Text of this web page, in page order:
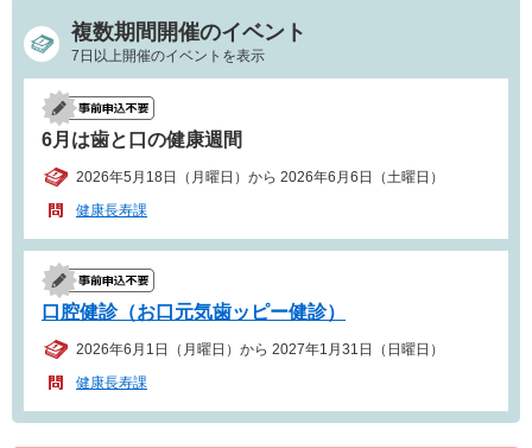
複数期間開催のイベント
7日以上開催のイベントを表示
6月は歯と口の健康週間
2026年5月18日（月曜日）から 2026年6月6日（土曜日）
健康長寿課
口腔健診（お口元気歯ッピー健診）
2026年6月1日（月曜日）から 2027年1月31日（日曜日）
健康長寿課